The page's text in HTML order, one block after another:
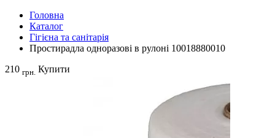
Головна
Каталог
Гігієна та санітарія
Простирадла одноразові в рулоні 10018880010
210 грн. Купити